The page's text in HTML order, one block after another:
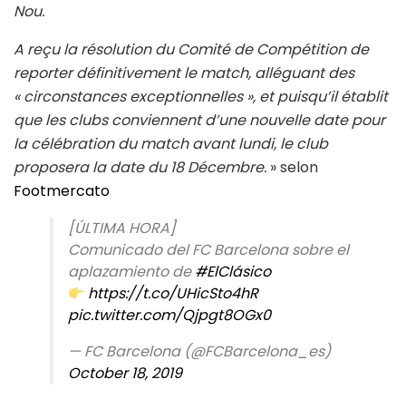
Nou.
A reçu la résolution du Comité de Compétition de
reporter définitivement le match, alléguant des
« circonstances exceptionnelles », et puisqu’il établit
que les clubs conviennent d’une nouvelle date pour
la célébration du match avant lundi, le club
proposera la date du 18 Décembre. » selon
Footmercato
[ÚLTIMA HORA]
Comunicado del FC Barcelona sobre el
aplazamiento de#ElClásico
https://t.co/UHicSto4hR
pic.twitter.com/Qjpgt8OGx0
— FC Barcelona (@FCBarcelona_es)
October 18, 2019